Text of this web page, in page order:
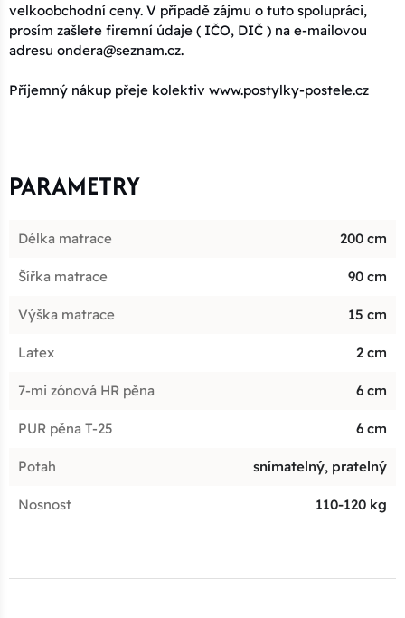
velkoobchodní ceny. V případě zájmu o tuto spolupráci,
prosím zašlete firemní údaje ( IČO, DIČ ) na e-mailovou
adresu ondera@seznam.cz.
Příjemný nákup přeje kolektiv www.postylky-postele.cz
PARAMETRY
Délka matrace 200 cm
Šířka matrace 90 cm
Výška matrace 15 cm
Latex 2 cm
7-mi zónová HR pěna 6 cm
PUR pěna T-25 6 cm
Potah snímatelný, pratelný
Nosnost 110-120 kg